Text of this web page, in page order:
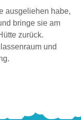
ausgeliehen habe,
bringe sie am
zurück.
und